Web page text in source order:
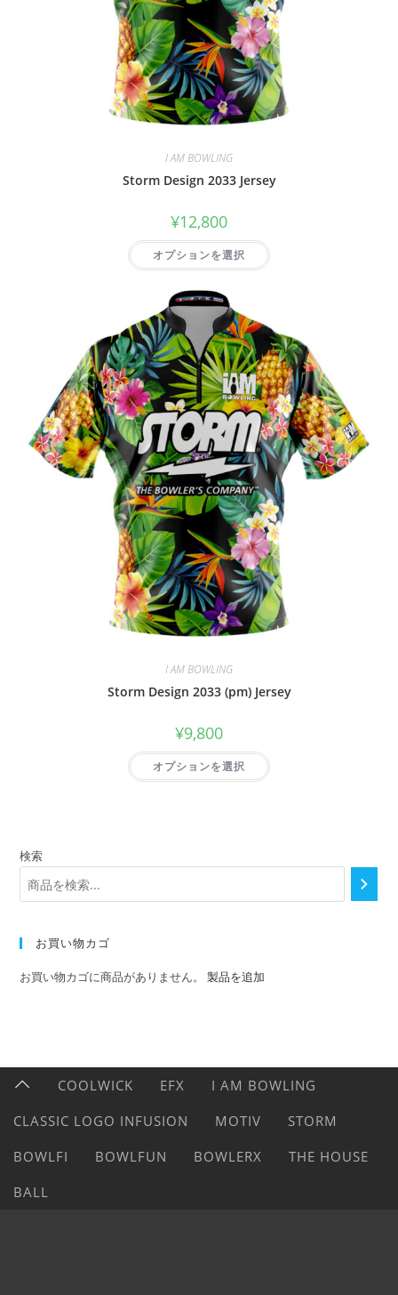
I AM BOWLING
Storm Design 2033 Jersey
¥12,800
オプションを選択
I AM BOWLING
Storm Design 2033 (pm) Jersey
¥9,800
オプションを選択
検索
お買い物カゴ
お買い物カゴに商品がありません。製品を追加
COOLWICK EFX
I AM BOWLING
CLASSIC LOGO INFUSION
MOTIV
STORM
BOWLFI
BOWLFUN BOWLERX
THE HOUSE
BALL